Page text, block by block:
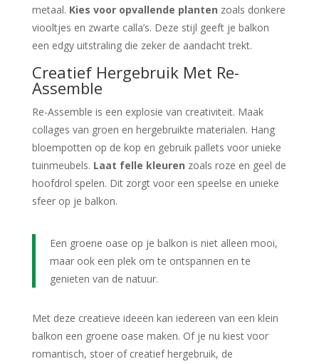
metaal. Kies voor opvallende planten zoals donkere
viooltjes en zwarte calla’s. Deze stijl geeft je balkon
een edgy uitstraling die zeker de aandacht trekt.
Creatief Hergebruik Met Re-
Assemble
Re-Assemble is een explosie van creativiteit. Maak
collages van groen en hergebruikte materialen. Hang
bloempotten op de kop en gebruik pallets voor unieke
tuinmeubels. Laat felle kleuren zoals roze en geel de
hoofdrol spelen. Dit zorgt voor een speelse en unieke
sfeer op je balkon.
Een groene oase op je balkon is niet alleen mooi,
maar ook een plek om te ontspannen en te
genieten van de natuur.
Met deze creatieve ideeën kan iedereen van een klein
balkon een groene oase maken. Of je nu kiest voor
romantisch, stoer of creatief hergebruik, de